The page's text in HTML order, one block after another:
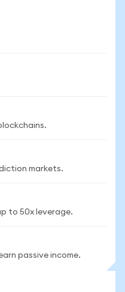
markets.
to 50x leverage.
passive income.